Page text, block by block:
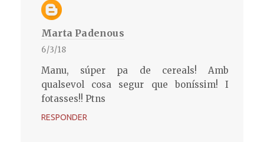
Marta Padenous
6/3/18
Manu, súper pa de cereals! Amb
qualsevol cosa segur que boníssim! I
fotasses!! Ptns
RESPONDER